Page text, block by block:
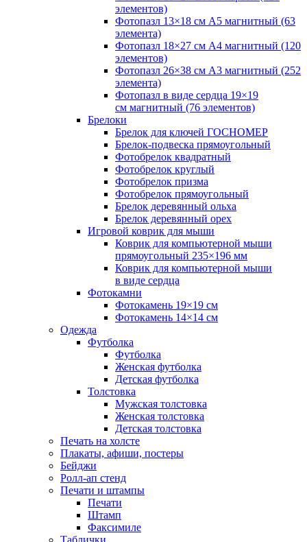
элементов)
Фотопазл 13×18 см А5 магнитный (63
элемента)
Фотопазл 18×27 см А4 магнитный (120
элементов)
Фотопазл 26×38 см А3 магнитный (252
элемента)
Фотопазл в виде сердца 19×19
см магнитный (76 элементов)
Брелоки
Брелок для ключей ГОСНОМЕР
Брелок-подвеска прямоугольный
Фотобрелок квадратный
Фотобрелок круглый
Фотобрелок призма
Фотобрелок прямоугольный
Брелок деревянный ольха
Брелок деревянный орех
Игровой коврик для мыши
Коврик для компьютерной мыши
прямоугольный 235×196 мм
Коврик для компьютерной мыши
в виде сердца
Фотокамни
Фотокамень 19×19 см
Фотокамень 14×14 см
Одежда
Футболка
Футболка
Женская футболка
Детская футболка
Толстовка
Мужская толстовка
Женская толстовка
Детская толстовка
Печать на холсте
Плакаты, афиши, постеры
Бейджи
Ролл-ап стенд
Печати и штампы
Печати
Штамп
Факсимиле
Таблички